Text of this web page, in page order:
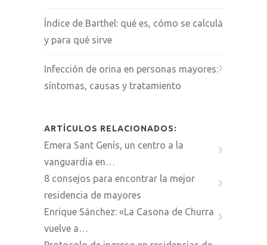
Índice de Barthel: qué es, cómo se calcula
y para qué sirve
Infección de orina en personas mayores:
síntomas, causas y tratamiento
ARTÍCULOS RELACIONADOS:
Emera Sant Genís, un centro a la
vanguardia en…
8 consejos para encontrar la mejor
residencia de mayores
Enrique Sánchez: «La Casona de Churra
vuelve a…